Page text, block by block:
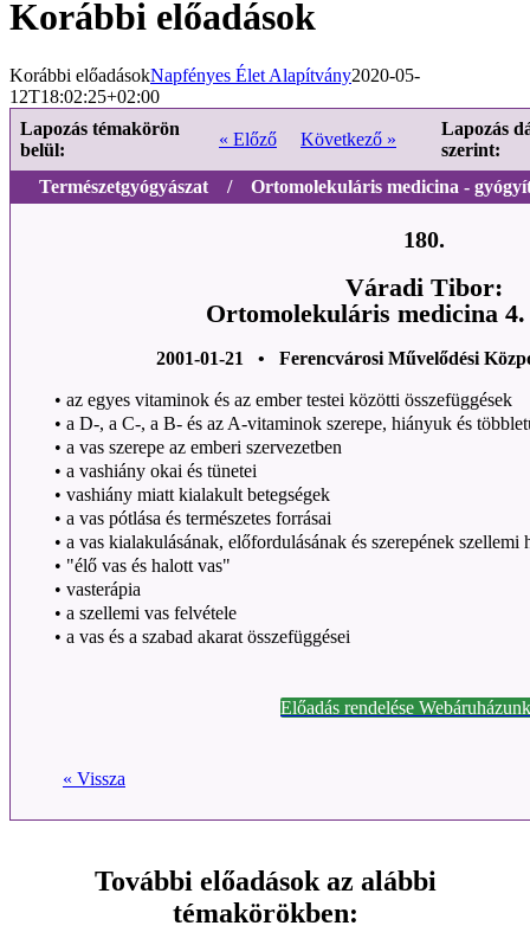
Korábbi előadások
Korábbi előadásokNapfényes Élet Alapítvány2020-05-
12T18:02:25+02:00
Lapozás témakörön
belül:
« Előző Következő »
Lapozás
szerint:
Természetgyógyászat / Ortomolekuláris medicina -
180.
Váradi Tibor:
Ortomolekuláris medicina 4.
2001-01-21 • Ferencvárosi Művelődési
• az egyes vitaminok és az ember testei közötti összefüggések
• a D-, a C-, a B- és az A-vitaminok szerepe, hiányuk és
• a vas szerepe az emberi szervezetben
• a vashiány okai és tünetei
• vashiány miatt kialakult betegségek
• a vas pótlása és természetes forrásai
• a vas kialakulásának, előfordulásának és szerepének szellemi
• "élő vas és halott vas"
• vasterápia
• a szellemi vas felvétele
• a vas és a szabad akarat összefüggései
Előadás rendelése
« Vissza
További előadások az alábbi
témakörökben: